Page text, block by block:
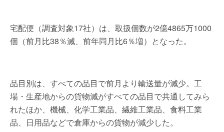
宅配便（調査対象17社）は、取扱個数が2億4865万1000
個（前月比38％減、前年同月比6％増）となった。
品目別は、すべての品目で前月より輸送量が減少。工
場・生産地からの貨物減がすべての品目で共通してみら
れたほか、機械、化学工業品、繊維工業品、食料工業
品、日用品などで倉庫からの貨物が減少した。